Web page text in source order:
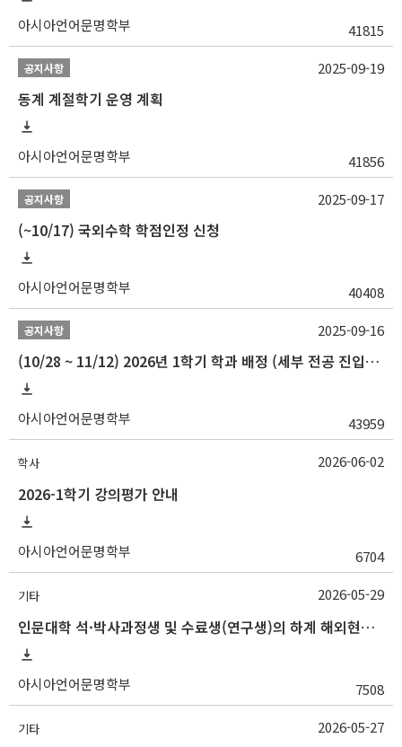
아시아언어문명학부 41815
공지사항
동계 계절학기 운영 계획
아시아언어문명학부 41856
2025-09-19
공지사항
(~10/17) 국외수학 학점인정 신청
아시아언어문명학부 40408
2025-09-17
공지사항
(10/28 ~ 11/12) 2026년 1학기 학과 배정 (세부 전공 진입) 안내
아시아언어문명학부 43959
2025-09-16
학사
2026-1학기 강의평가 안내
아시아언어문명학부 6704
2026-06-02
기타
인문대학 석·박사과정생 및 수료생(연구생)의 하계 해외현지조사 경비 지원 안내
아시아언어문명학부 7508
2026-05-29
기타 2026-05-27